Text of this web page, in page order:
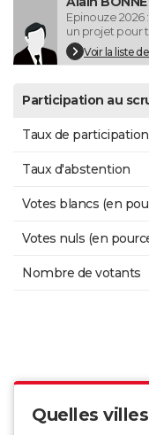
Epinouze
un projet pour
Voir la liste
Participation au
Taux de participation
Taux d'abstention
Votes blancs (en
Votes nuls (en
Nombre de votants
Quelles